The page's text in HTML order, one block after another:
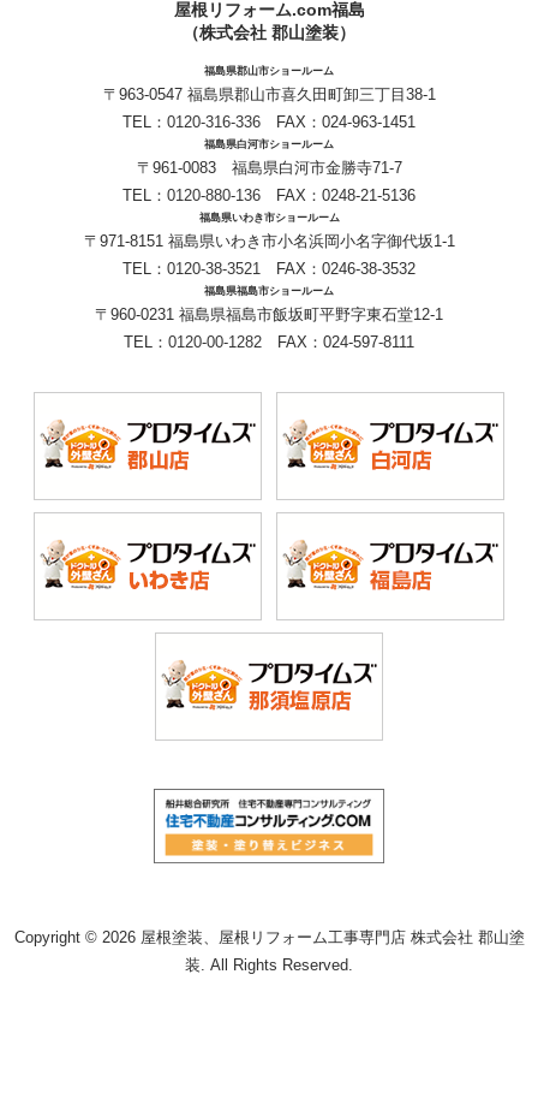
屋根リフォーム.com福島
（株式会社 郡山塗装）
福島県郡山市ショールーム
〒963-0547 福島県郡山市喜久田町卸三丁目38-1
TEL： 0120-316-336 FAX：024-963-1451
福島県白河市ショールーム
〒961-0083 福島県白河市金勝寺71-7
TEL： 0120-880-136 FAX：0248-21-5136
福島県いわき市ショールーム
〒971-8151 福島県いわき市小名浜岡小名字御代坂1-1
TEL： 0120-38-3521 FAX：0246-38-3532
福島県福島市ショールーム
〒960-0231 福島県福島市飯坂町平野字東石堂12-1
TEL： 0120-00-1282 FAX：024-597-8111
Copyright © 2026 屋根塗装、屋根リフォーム工事専門店 株式会社 郡山塗
装. All Rights Reserved.